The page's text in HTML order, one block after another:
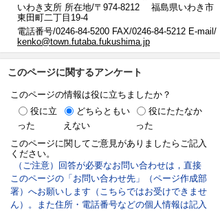
いわき支所 所在地/〒974-8212 福島県いわき市
東田町二丁目19-4
電話番号/0246-84-5200 FAX/0246-84-5212 E-mail/
kenko@town.futaba.fukushima.jp
このページに関するアンケート
このページの情報は役に立ちましたか？
役に立
った
どちらともい
えない
役にたたなか
った
このページに関してご意見がありましたらご記入
ください。
（ご注意）回答が必要なお問い合わせは，直接
このページの「お問い合わせ先」（ページ作成部
署）へお願いします（こちらではお受けできませ
ん）。また住所・電話番号などの個人情報は記入